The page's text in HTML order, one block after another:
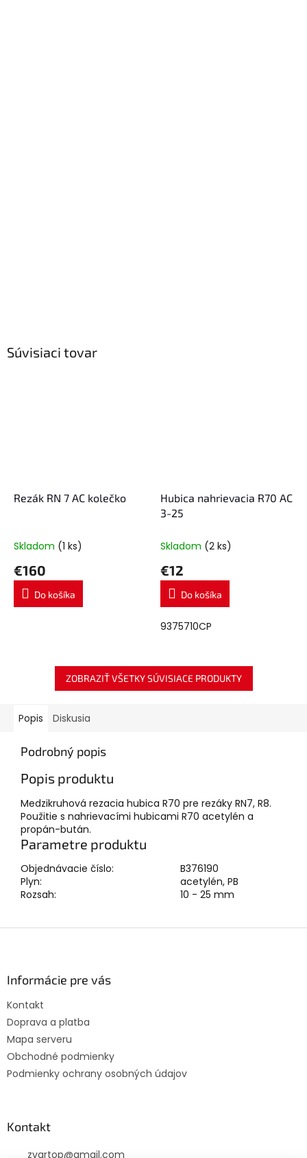
Súvisiaci tovar
Rezák RN 7 AC kolečko
Skladom (1 ks)
€160
Do košíka
Hubica nahrievacia R70 AC
3-25
Skladom (2 ks)
€12
Do košíka
9375710CP
ZOBRAZIŤ VŠETKY SÚVISIACE PRODUKTY
Popis Diskusia
Podrobný popis
Popis produktu
Medzikruhová rezacia hubica R70 pre rezáky RN7, R8.
Použitie s nahrievacími hubicami R70 acetylén a
propán-bután.
Parametre produktu
Objednávacie číslo:
B376190
Plyn:
acetylén, PB
Rozsah:
10 - 25 mm
Informácie pre vás
Kontakt
Doprava a platba
Mapa serveru
Obchodné podmienky
Podmienky ochrany osobných údajov
Kontakt
zvartop@gmail.com